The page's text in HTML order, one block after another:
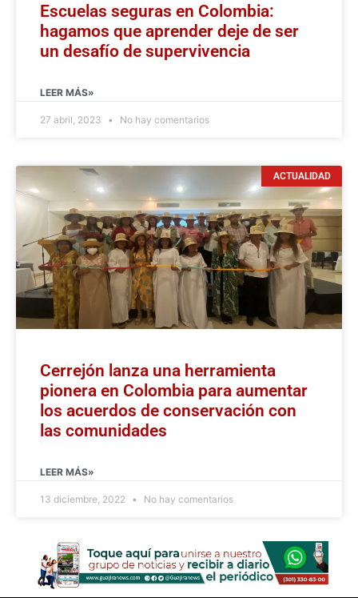
Escuelas seguras en Colombia:
hagamos que aprender deje de ser
un desafío de supervivencia
LEER MÁS»
27 abril, 2023 No hay comentarios
ACTUALIDAD
Cerrejón lanza una herramienta
pionera en Colombia para aumentar
los acuerdos de conservación con
las comunidades
LEER MÁS»
13 diciembre, 2022 No hay comentarios